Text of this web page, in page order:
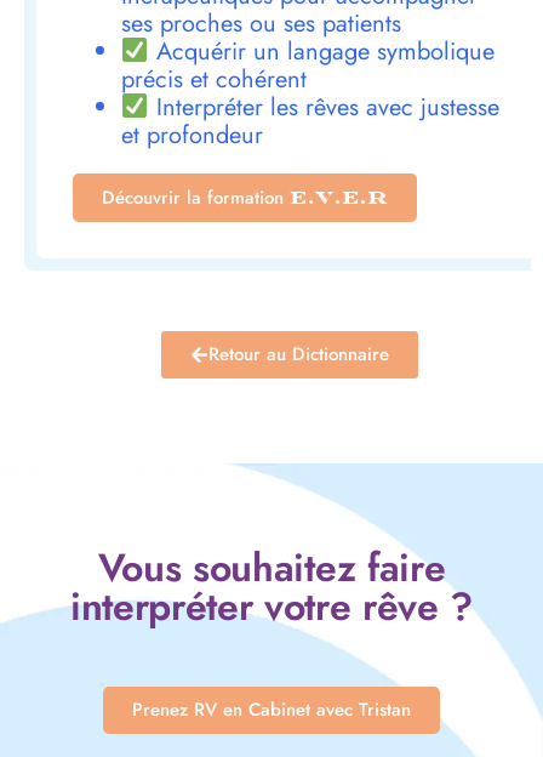
ses proches ou ses patients
Acquérir un langage symbolique
précis et cohérent
Interpréter les rêves avec justesse
et profondeur
Découvrir la formation E.V.E.R
Retour au Dictionnaire
Vous souhaitez faire
interpréter votre rêve ?
Prenez RV en Cabinet avec Tristan